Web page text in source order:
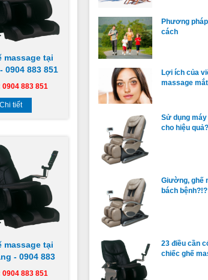
massage tại
0904 883 851
0904 883 851
Chi tiết
massage tại
- 0904 883
851
0904 883 851
Phương
cách
Lợi ích của
massage mắt
Sử dụng
cho hiệu quả?
Giường, ghế
bách bệnh?!?
23 điều cần
chiếc ghế